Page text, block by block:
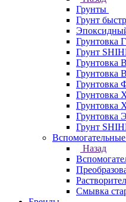
Грунты
Грунт
Грунтовка
Грунт
Грунтовка
Грунтовка
Грунтовка
Грунтовка
Грунтовка
Грунтовка
Грунт
Вспомогательные
Назад
Смывка